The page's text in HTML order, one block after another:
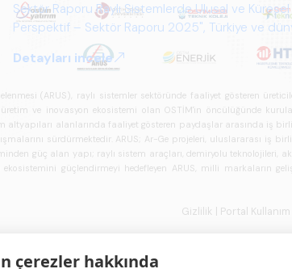
Sektör Raporu Raylı Sistemlerde Ulusal ve
Perspektif – Sektör Raporu 2025", Türkiye ve
gelecek perspektifi açısından kapsamlı biçimde
Detayları incele
(ARUS), raylı sistemler sektöründe faaliyet gösteren
ve inovasyon ekosistemi olan OSTİM'in öncülüğünde
altyapıları alanlarında faaliyet gösteren paydaşlar arasında iş
sürdürmektedir. ARUS; Ar-Ge projeleri, uluslararası iş
güç alan yapı; raylı sistem araçları, demiryolu teknolojileri,
güçlendirmeyi hedefleyen ARUS, milli markaların
Gizlilik | Portal
çerezler hakkında